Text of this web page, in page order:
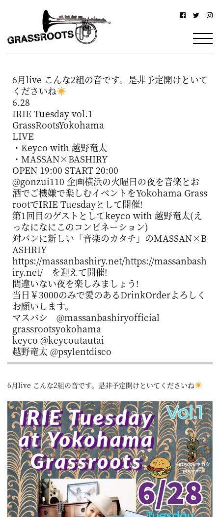
浜
グ
ス
ル
ー
ツ
–
YOKOHAMA
Grassroots
–
駅
北
西
口
か
ら
徒
歩
約
3
分・
鶴
屋
町
に
あ
る
ダ
イ
ニ
ン
グ
バ
ー
6月live こんな2組の音です。是非予定開けといて
くださいね
6.28
IRIE Tuesday vol.1
GrassRootsYokohama
LIVE
・Keyco with 越野竜太
・MASSAN×BASHIRY
OPEN 19:00 START 20:00
@gonzui110 企画横浜の火曜日の夜を音楽とお
酒でご機嫌で楽しむイベントをYokohama Grass
rootでIRIE Tuesdayとして開催!
第1回目のゲストとしてkeyco with 越野竜太(え
っなになにこのコンビネーション)
対バンに新しい「音楽のカタチ」のMASSAN×B
ASHRIY
https://massanbashiry.net/https://massanbash
iry.net/ を迎えて開催!
間違いない夜を楽しみましょう!
当日￥3000のみで愛のあるDrinkOrderよろしく
お願いします。
マスバシ @massanbashiryofficial
grassrootsyokohama
keyco @keycoutautai
越野竜太 @psylentdisco
6月live こんな2組の音です。是非予定開けといてくださいね